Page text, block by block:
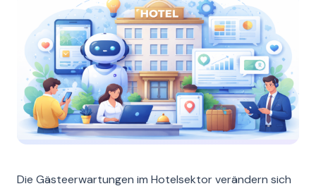
Die Gästeerwartungen im Hotelsektor verändern sich